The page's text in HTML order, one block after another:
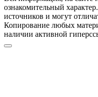
ознакомительный
источников и могут
Копирование любых
наличии активной